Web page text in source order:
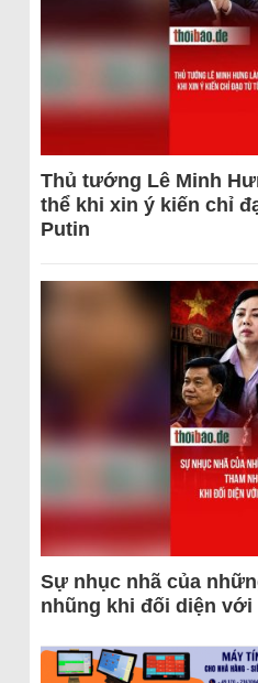
Thủ tướng Lê Minh
thể khi xin ý kiến chỉ
Putin
Sự nhục nhã của
nhũng khi đối diện với